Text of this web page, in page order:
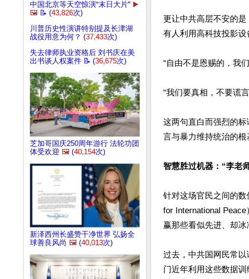
中国北京等天空惊演“末日大片” ▶️
🖼️ 📝 (43,826次)
川普历史性演讲特别提及长津湖
战役用意为何？ (37,433次)
失去律师执业资格后 刘书庆在美
出书谈人权案件 📝 (36,675次)
芝加哥国庆250周年游行 法轮功团
体受欢迎 🖼️ (40,154次)
新泽西州长盛赞干净世界 弘扬全
球善良风尚 🖼️ (40,013次)
更让中共高层不安的
有人利用高科技投影
“自由不是恩赐的，我
“我们要真相，不要谎
这两句直白而强烈的
言与暴力维持统治的根
智慧胜过机器：“李老
针对这场官民之间的
for International
赢那些看似先进、却冰
过去，中共国网民常
门近年利用这些数据